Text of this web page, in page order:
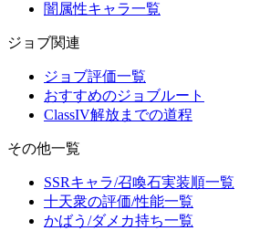
闇属性キャラ一覧
ジョブ関連
ジョブ評価一覧
おすすめのジョブルート
ClassIV解放までの道程
その他一覧
SSRキャラ/召喚石実装順一覧
十天衆の評価/性能一覧
かばう/ダメカ持ち一覧